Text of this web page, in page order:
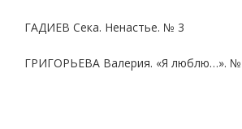
ГАДИЕВ Сека. Ненастье. № 3
ГРИГОРЬЕВА Валерия. «Я люблю…». №